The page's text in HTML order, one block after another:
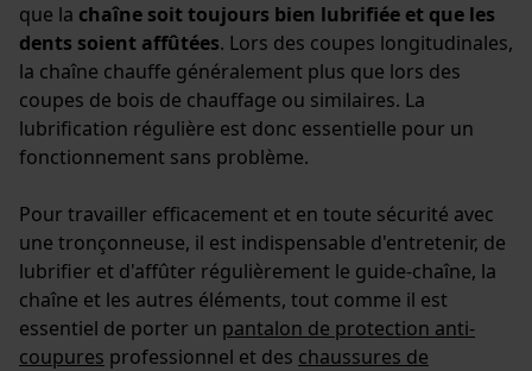
que la chaîne soit toujours bien lubrifiée et que les
dents soient affûtées. Lors des coupes longitudinales,
la chaîne chauffe généralement plus que lors des
coupes de bois de chauffage ou similaires. La
lubrification régulière est donc essentielle pour un
fonctionnement sans problème.
Pour travailler efficacement et en toute sécurité avec
une tronçonneuse, il est indispensable d'entretenir, de
lubrifier et d'affûter régulièrement le guide-chaîne, la
chaîne et les autres éléments, tout comme il est
essentiel de porter un pantalon de protection anti-
coupures professionnel et des chaussures de